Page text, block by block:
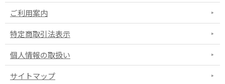
ご利用案内
特定商取引法表示
個人情報の取扱い
サイトマップ